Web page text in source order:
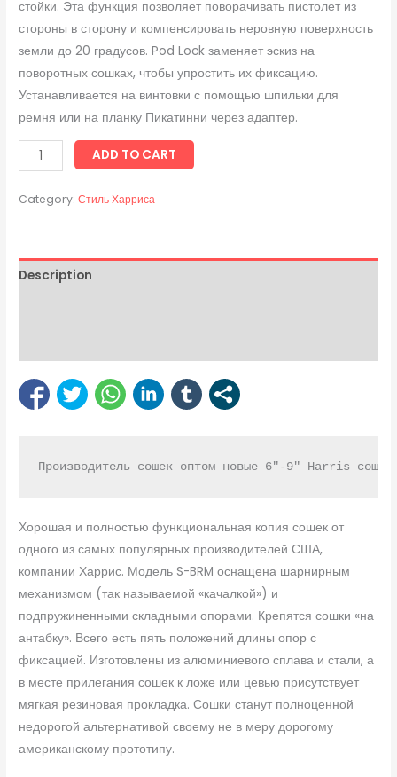
стойки. Эта функция позволяет поворачивать пистолет из
стороны в сторону и компенсировать неровную поверхность
земли до 20 градусов. Pod Lock заменяет эскиз на
поворотных сошках, чтобы упростить их фиксацию.
Устанавливается на винтовки с помощью шпильки для
ремня или на планку Пикатинни через адаптер.
ADD TO CART
Category:Стиль Харриса
Description
Производитель сошек оптом новые 6"-9" Harris сошки
Хорошая и полностью функциональная копия сошек от
одного из самых популярных производителей США,
компании Харрис. Модель S-BRM оснащена шарнирным
механизмом (так называемой «качалкой») и
подпружиненными складными опорами. Крепятся сошки «на
антабку». Всего есть пять положений длины опор с
фиксацией. Изготовлены из алюминиевого сплава и стали, а
в месте прилегания сошек к ложе или цевью присутствует
мягкая резиновая прокладка. Сошки станут полноценной
недорогой альтернативой своему не в меру дорогому
американскому прототипу.